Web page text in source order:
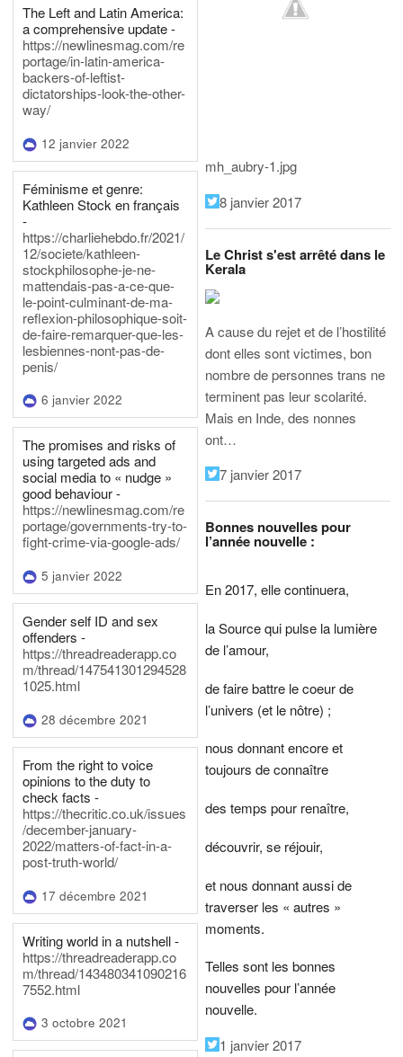
The Left and Latin America:
a comprehensive update -
https://newlinesmag.com/re
portage/in-latin-america-
backers-of-leftist-
dictatorships-look-the-other-
way/
12 janvier 2022
Féminisme et genre:
Kathleen Stock en français
-
https://charliehebdo.fr/2021/
12/societe/kathleen-
stockphilosophe-je-ne-
mattendais-pas-a-ce-que-
le-point-culminant-de-ma-
reflexion-philosophique-soit-
de-faire-remarquer-que-les-
lesbiennes-nont-pas-de-
penis/
6 janvier 2022
The promises and risks of
using targeted ads and
social media to « nudge »
good behaviour -
https://newlinesmag.com/re
portage/governments-try-to-
fight-crime-via-google-ads/
5 janvier 2022
Gender self ID and sex
offenders -
https://threadreaderapp.co
m/thread/147541301294528
1025.html
28 décembre 2021
From the right to voice
opinions to the duty to
check facts -
https://thecritic.co.uk/issues
/december-january-
2022/matters-of-fact-in-a-
post-truth-world/
17 décembre 2021
Writing world in a nutshell -
https://threadreaderapp.co
m/thread/143480341090216
7552.html
3 octobre 2021
mh_aubry-1.jpg
8 janvier 2017
Le Christ s'est arrêté dans le
Kerala
A cause du rejet et de l’hostilité
dont elles sont victimes, bon
nombre de personnes trans ne
terminent pas leur scolarité.
Mais en Inde, des nonnes
ont…
7 janvier 2017
Bonnes nouvelles pour
l’année nouvelle :
En 2017, elle continuera,
la Source qui pulse la lumière
de l’amour,
de faire battre le coeur de
l’univers (et le nôtre) ;
nous donnant encore et
toujours de connaître
des temps pour renaître,
découvrir, se réjouir,
et nous donnant aussi de
traverser les « autres »
moments.
Telles sont les bonnes
nouvelles pour l’année
nouvelle.
1 janvier 2017